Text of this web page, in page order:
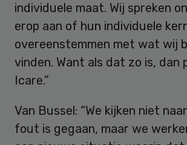
individuele maat. Wij spreken
erop aan of hun individuele
overeenstemmen met wat wij
vinden. Want als dat zo is, dan
Icare.”
Van Bussel: “We kijken niet
fout is gegaan, maar we